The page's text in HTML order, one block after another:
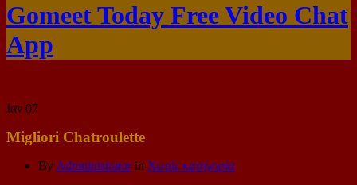
Gomeet Today Free Video Chat
App
Ιαν 07
Migliori Chatroulette
By Admninistratorin Χωρίς κατηγορία